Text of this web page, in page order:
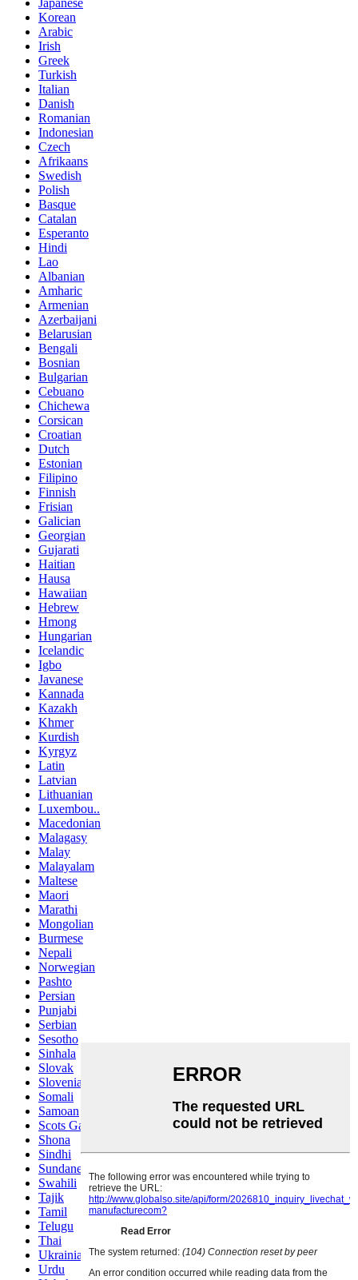
Japanese
Korean
Arabic
Irish
Greek
Turkish
Italian
Danish
Romanian
Indonesian
Czech
Afrikaans
Swedish
Polish
Basque
Catalan
Esperanto
Hindi
Lao
Albanian
Amharic
Armenian
Azerbaijani
Belarusian
Bengali
Bosnian
Bulgarian
Cebuano
Chichewa
Corsican
Croatian
Dutch
Estonian
Filipino
Finnish
Frisian
Galician
Georgian
Gujarati
Haitian
Hausa
Hawaiian
Hebrew
Hmong
Hungarian
Icelandic
Igbo
Javanese
Kannada
Kazakh
Khmer
Kurdish
Kyrgyz
Latin
Latvian
Lithuanian
Luxembou..
Macedonian
Malagasy
Malay
Malayalam
Maltese
Maori
Marathi
Mongolian
Burmese
Nepali
Norwegian
Pashto
Persian
Punjabi
Serbian
Sesotho
Sinhala
Slovak
Slovenian
Somali
Samoan
Scots Gaelic
Shona
Sindhi
Sundanese
Swahili
Tajik
Tamil
Telugu
Thai
Ukrainian
Urdu